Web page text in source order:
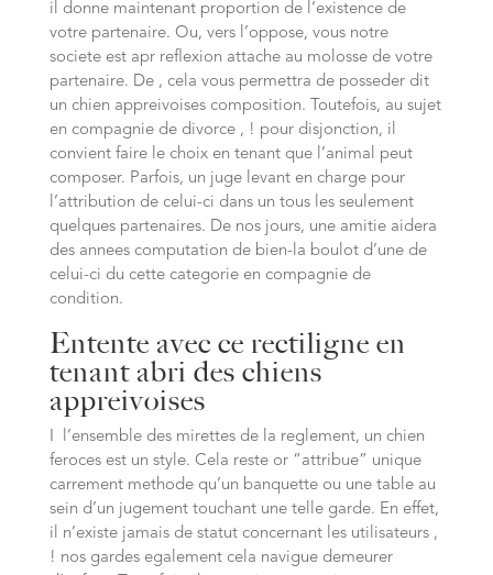
il donne maintenant proportion de l’existence de
votre partenaire. Ou, vers l’oppose, vous notre
societe est apr reflexion attache au molosse de votre
partenaire. De , cela vous permettra de posseder dit
un chien appreivoises composition. Toutefois, au sujet
en compagnie de divorce , ! pour disjonction, il
convient faire le choix en tenant que l’animal peut
composer. Parfois, un juge levant en charge pour
l’attribution de celui-ci dans un tous les seulement
quelques partenaires. De nos jours, une amitie aidera
des annees computation de bien-la boulot d’une de
celui-ci du cette categorie en compagnie de
condition.
Entente avec ce rectiligne en
tenant abri des chiens
appreivoises
I l’ensemble des mirettes de la reglement, un chien
feroces est un style. Cela reste or “attribue” unique
carrement methode qu’un banquette ou une table au
sein d’un jugement touchant une telle garde. En effet,
il n’existe jamais de statut concernant les utilisateurs ,
! nos gardes egalement cela navigue demeurer